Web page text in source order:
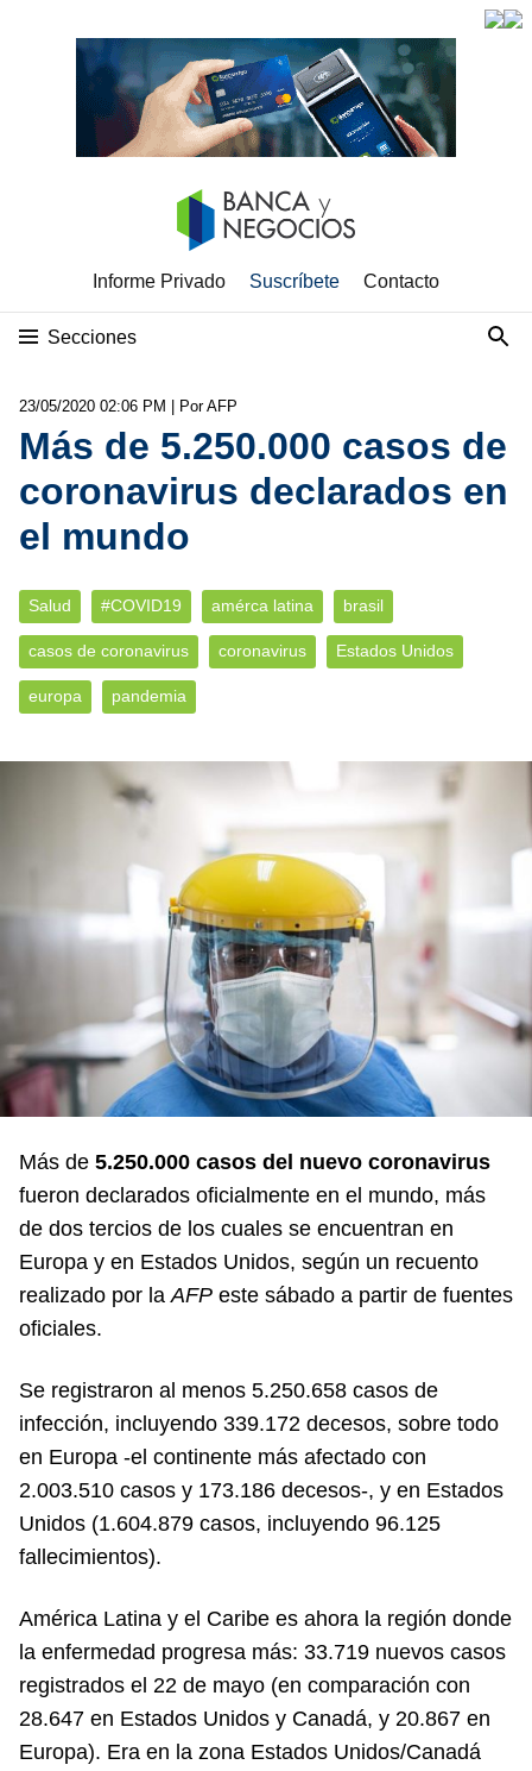
Informe Privado Suscríbete Contacto
Secciones
23/05/2020 02:06 PM | Por AFP
Más de 5.250.000 casos de
coronavirus declarados en
el mundo
Salud #COVID19 amérca latina brasil
casos de coronavirus coronavirus Estados Unidos
europa pandemia
Más de 5.250.000 casos del nuevo coronavirus
fueron declarados oficialmente en el mundo, más
de dos tercios de los cuales se encuentran en
Europa y en Estados Unidos, según un recuento
realizado por la AFP este sábado a partir de fuentes
oficiales.
Se registraron al menos 5.250.658 casos de
infección, incluyendo 339.172 decesos, sobre todo
en Europa -el continente más afectado con
2.003.510 casos y 173.186 decesos-, y en Estados
Unidos (1.604.879 casos, incluyendo 96.125
fallecimientos).
América Latina y el Caribe es ahora la región donde
la enfermedad progresa más: 33.719 nuevos casos
registrados el 22 de mayo (en comparación con
28.647 en Estados Unidos y Canadá, y 20.867 en
Europa). Era en la zona Estados Unidos/Canadá